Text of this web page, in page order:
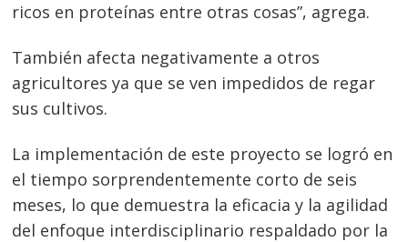
ricos en proteínas entre otras cosas”, agrega.
También afecta negativamente a otros
agricultores ya que se ven impedidos de regar
sus cultivos.
La implementación de este proyecto se logró en
el tiempo sorprendentemente corto de seis
meses, lo que demuestra la eficacia y la agilidad
del enfoque interdisciplinario respaldado por la